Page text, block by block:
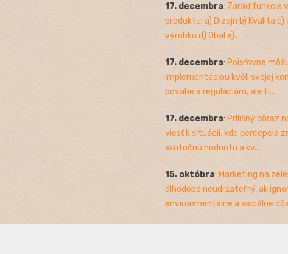
17. decembra: Zaraď funkcie
produktu: a) Dizajn b) Kvalita
výrobku d) Obal e)...
17. decembra: Poisťovne
implementáciou kvôli svojej
povahe a reguláciám, ale ti...
17. decembra: Prílišný dôraz
viesť k situácii, kde percepcia
skutočnú hodnotu a kv...
15. októbra: Marketing na
dlhodobo neudržateľný, ak
environmentálne a sociálne